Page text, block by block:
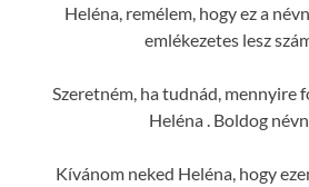
Heléna, remélem, hogy ez a
emlékezetes lesz
Szeretném, ha tudnád, mennyire
Heléna . Boldog
Kívánom neked Heléna, hogy